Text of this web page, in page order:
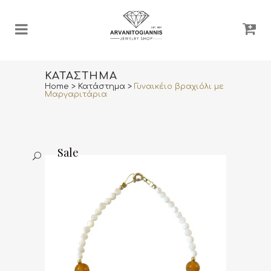
ΚΑΤΆΣΤΗΜΑ
Home > Κατάστημα >
Γυναικέιο βραχιόλι με
Μαργαριτάρια
Sale